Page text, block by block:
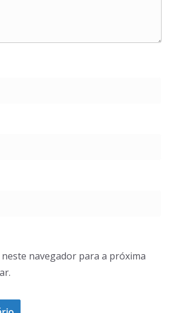
navegador para a próxima